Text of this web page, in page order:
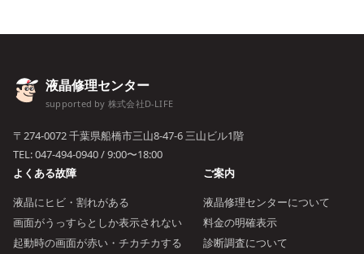
液晶修理センター
supported by 株式会社D-LIFE
〒274-0072 千葉県船橋市三山8-47-6 三山ビル1階
TEL:047-494-0940/ 9:00〜18:00
よくある故障
液晶にヒビ・割れがある
画面がうっすらとしか表示されない
起動時の画面が赤い・チカチカする
ご案内
液晶修理センターについて
料金の明確表示
診断調査について